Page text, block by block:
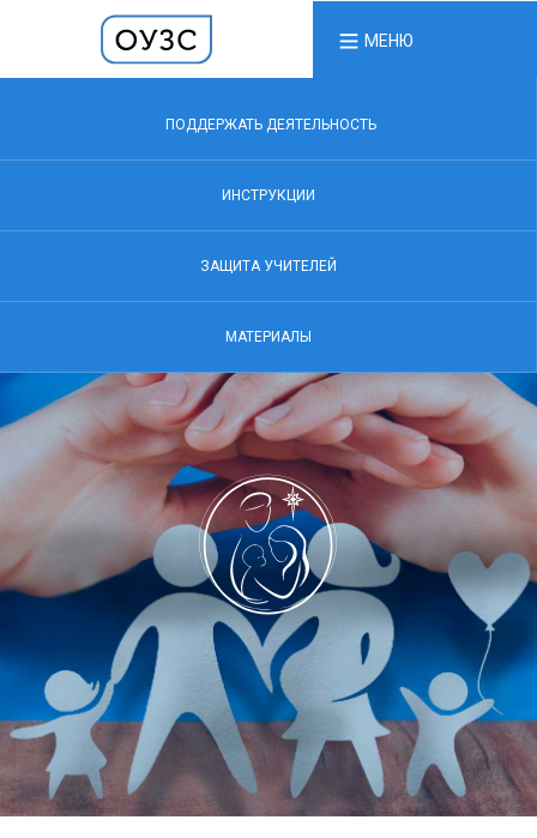
МЕНЮ
ПОДДЕРЖАТЬ ДЕЯТЕЛЬНОСТЬ
ИНСТРУКЦИИ
ЗАЩИТА УЧИТЕЛЕЙ
МАТЕРИАЛЫ